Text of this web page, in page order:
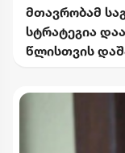
მთავრობამ
სტრატეგია
წლისთვის